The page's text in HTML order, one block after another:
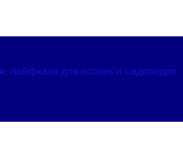
лайфхаки для хозяек и садоводов